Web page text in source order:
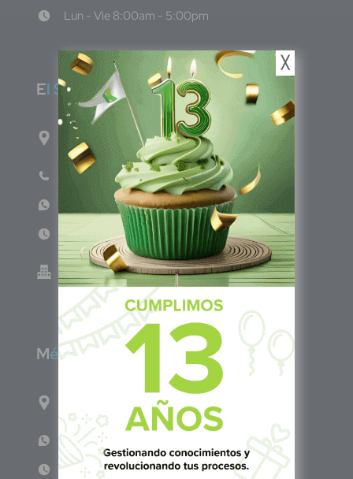
Lun - Vie 8:00am - 5:00pm
El Salvador
1ro Cll Pte, y 61 Av Nte, #3206, Local 9, San
Salvador Centro
Teléfono: +503 6986 1402
WhatsApp: +503 7687 3923
Lun - Vie 8:00am - 5:00pm
Green Know S.A de C.V - El Salvador 0614-
220118-102-0
México
Calle Pitágoras 234, Col. Narvarte Poniente,
Alcaldía Benito Juárez, C.P. 03020, CDMX
WhatsApp: +52 1 331 407 6342
Lun - Vie 8:00 am - 5:00 pm
╳